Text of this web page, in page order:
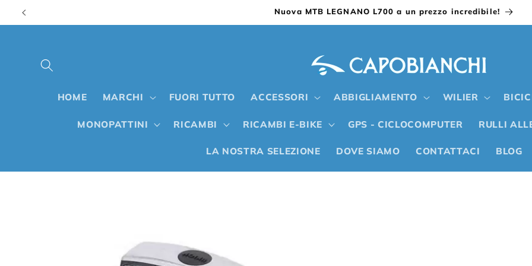
direttamente
ai contenuti
Nuova MTB LEGNANO L700 a un prezzo incredibile!
HOME MARCHI FUORI TUTTO ACCESSORI ABBIGLIAMENTO WILIER
MONOPATTINI RICAMBI RICAMBI E-BIKE GPS - CICLOCOMPUTER RULLI
LA NOSTRA SELEZIONE DOVE SIAMO CONTATTACI BLOG